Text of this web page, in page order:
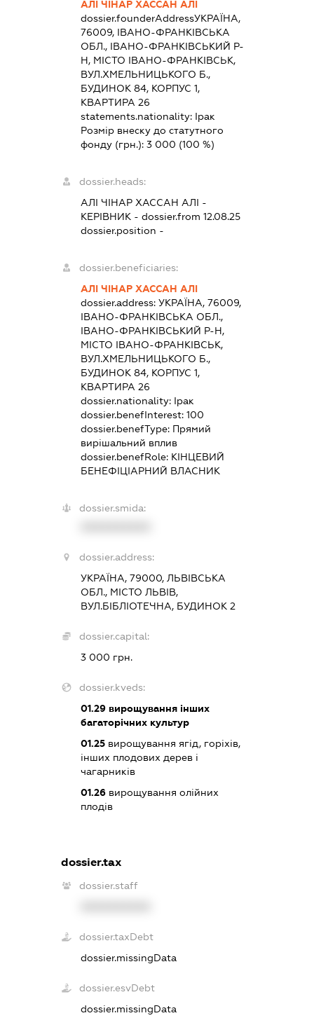
АЛІ ЧІНАР ХАССАН АЛІ
dossier.founderAddressУКРАЇНА,
76009, ІВАНО-ФРАНКІВСЬКА
ОБЛ., ІВАНО-ФРАНКІВСЬКИЙ Р-
Н, МІСТО ІВАНО-ФРАНКІВСЬК,
ВУЛ.ХМЕЛЬНИЦЬКОГО Б.,
БУДИНОК 84, КОРПУС 1,
КВАРТИРА 26
statements.nationality: Ірак
Розмір внеску до статутного
фонду (грн.): 3 000 (100 %)
dossier.heads:
АЛІ ЧІНАР ХАССАН АЛІ -
КЕРІВНИК - dossier.from 12.08.25
dossier.position -
dossier.beneficiaries:
АЛІ ЧІНАР ХАССАН АЛІ
dossier.address: УКРАЇНА, 76009,
ІВАНО-ФРАНКІВСЬКА ОБЛ.,
ІВАНО-ФРАНКІВСЬКИЙ Р-Н,
МІСТО ІВАНО-ФРАНКІВСЬК,
ВУЛ.ХМЕЛЬНИЦЬКОГО Б.,
БУДИНОК 84, КОРПУС 1,
КВАРТИРА 26
dossier.nationality: Ірак
dossier.benefInterest: 100
dossier.benefType: Прямий
вирішальний вплив
dossier.benefRole: КІНЦЕВИЙ
БЕНЕФІЦІАРНИЙ ВЛАСНИК
dossier.smida:
dossier.address:
УКРАЇНА, 79000, ЛЬВІВСЬКА
ОБЛ., МІСТО ЛЬВІВ,
ВУЛ.БІБЛІОТЕЧНА, БУДИНОК 2
dossier.capital:
3 000 грн.
dossier.kveds:
01.29вирощування інших
багаторічних культур
01.25вирощування ягід, горіхів,
інших плодових дерев і
чагарників
01.26вирощування олійних
плодів
dossier.tax
dossier.staff
dossier.taxDebt
dossier.missingData
dossier.esvDebt
dossier.missingData